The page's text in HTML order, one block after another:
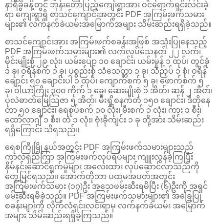
နာရီခွဲခန့်တွင် ဘုန်းတော်ပြည့်ကျေးရွာအား ဝင်ရောက်ရှင်းလင်းခဲ့
ရာ ကျေးရွာရှိ စာသင်ကျောင်းအတွင်း PDF အကြမ်းဖက်သမား
များ၏ လက်နက်ခဲယမ်းအမြောက်အများ သိမ်းဆည်းရရှိခဲ့သည်။
စာသင်ကျောင်းအား အကြမ်းဖက်စခန်းအဖြစ် အသုံးပြုနေသည့်
PDF အကြမ်းဖက်သမားများ၏ လက်လုပ်သေနတ် ၂၂ လက်၊
မိုင်းမျိုးစုံ ၂၉ လုံး၊ ယမ်းပျော့ ၁၀ ချောင်း၊ ယမ်းမှုန့် ၁ ထုပ်၊ တွင်ခုံ
၁ ခု၊ ဝရိန်စက် ၁ ခု၊ ပစ္စည်းစုံ သံသေတ္တာ ၁ ခု၊ သံညှပ် ၁ စုံ၊ ဝရိန်
ချောင်း ၅၀ ချောင်းပါ ၁ ထုပ်၊ ကျောက်စက် ၅ ခု၊ ဖောက်စက် ၅
ခု၊ ဝါယာကြိုး ၃၀၀ ကိုက် ၁ ခွေ၊ ဆေးမျိုးစုံ ၁ အိတ်၊ ဆန် ၂ အိတ်၊
ပုလဲဓာတ်မြေဩဇာ ၅ အိတ်၊ မီးရှို့စနက်တံ ၁၅၀ ချောင်း၊ ဒီတိုနေ
တာ ၅၀ ချောင်း၊ ရေစုပ်စက် ၁၀ လုံး၊ မီးစက် ၁ လုံး၊ ကား ၁ စီး၊
ထော်လာဂျီ ၁ စီး၊ တဲ ၁ လုံး၊ ဗုံးခိုကျင်း ၁ ခု တို့အား သိမ်းဆည်း
ရရှိကြောင်း သိရသည်။
ရေစကြိုမြို့နယ်အတွင်း PDF အကြမ်းဖက်သမားများသည်
ကာလရှည်ကြာ အကြမ်းဖက်လုပ်ရပ်များ ကျူးလွန်ခဲ့ကြပြီး
နှိမ်နင်းဆောင်ရွက်မှုများ အလေးထား လုပ်ဆောင်လာသည်ကို
တွေ့မြင်ရသည်။ အောက်တိုဘာ ပထမအပတ်အတွင်း
အကြမ်းဖက်သမား (၁၇)ဦး အသေဖမ်းဆီးရမိပြီး (၆)ဦးကို အရှင်
ဖမ်းဆီးရမိခဲ့သည်။ PDF အကြမ်းဖက်သမားများ၏ အခြေပြု
စခန်းများကို လိုက်လံရှင်းလင်းရာမှ လက်နက်ခဲယမ်း အမြောက်
အများ သိမ်းဆည်းရရှိခဲ့ကြသည်။